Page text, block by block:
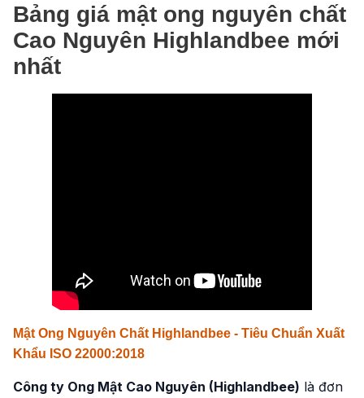
Bảng giá mật ong nguyên chất
Cao Nguyên Highlandbee mới
nhất
Mật Ong Nguyên Chất Highlandbee - Tiêu Chuẩn Xuất
Khẩu ISO 22000:2018
Công ty Ong Mật Cao Nguyên (Highlandbee) là đơn